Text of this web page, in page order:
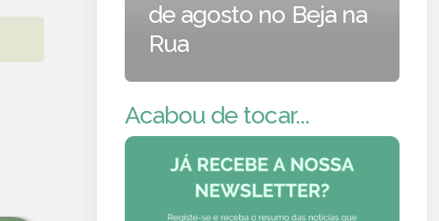
de agosto no Beja na
Rua
Acabou de tocar...